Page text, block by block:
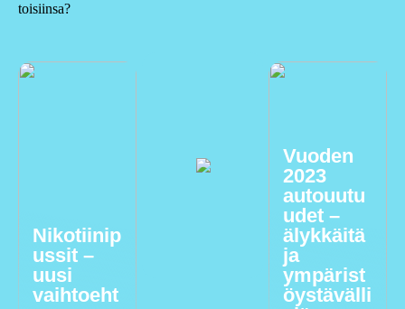
toisiinsa?
Nikotiinip
ussit –
uusi
vaihtoeht
Vuoden
2023
autouutu
udet –
älykkäitä
ja
ympärist
öystävälli